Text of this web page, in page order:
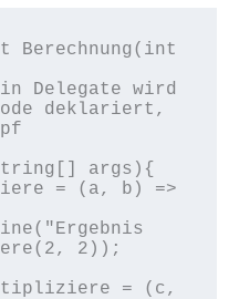
Berechnung(int
Delegate wird
deklariert,
args){
2));